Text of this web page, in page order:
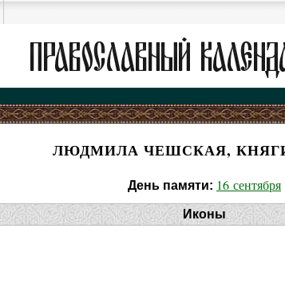
ЛЮДМИЛА ЧЕШСКАЯ,
День памяти: 16 сентября
Иконы